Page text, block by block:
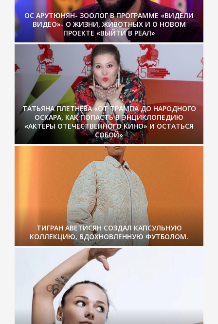
ОС АРУТЮНЯН- ЗООЛОГ В ПРОГРАММЕ «ВИДЕЛИ
ВИДЕО»- О ЖИЗНИ, ЖИВОТНЫХ И О НОВОМ
ПРОЕКТЕ «ВЫЙТИ В РЕАЛ»
ТАТЬЯНА ПЛЕТНЁВА «ОТ ТРАМПА ДО НАРОДНОГО
ОСКАРА, КАК ПОПАСТЬ В ЭНЦИКЛОПЕДИЮ
«АКТЕРЫ ОТЕЧЕСТВЕННОГО КИНО» И ОСТАТЬСЯ
СОБОЙ»
ТИГРАН АВЕТИСЯН СОЗДАЛ КАПСУЛЬНУЮ
КОЛЛЕКЦИЮ, ВДОХНОВЛЕННУЮ ФУТБОЛОМ.